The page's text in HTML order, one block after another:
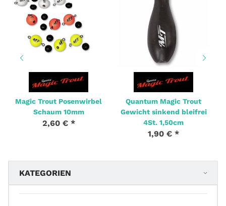
Magic Trout Posenwirbel
Schaum 10mm
2,60 € *
Quantum Magic Trout
Gewicht sinkend bleifrei
4St. 1,50cm
1,90 € *
KATEGORIEN